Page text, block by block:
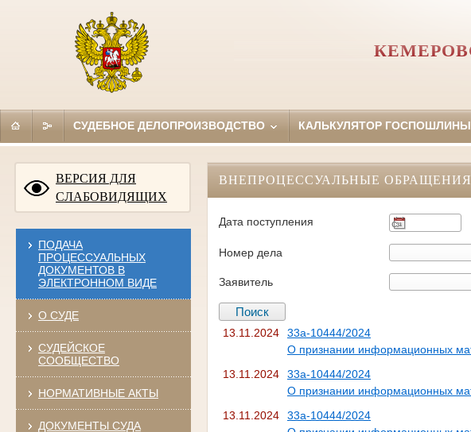
СУДЕБНОЕ ДЕЛОПРОИЗВОДСТВО КАЛЬКУЛЯТОР ГОСПОШЛИНЫ
ВЕРСИЯ ДЛЯ
СЛАБОВИДЯЩИХ
ПОДАЧА
ПРОЦЕССУАЛЬНЫХ
ДОКУМЕНТОВ В
ЭЛЕКТРОННОМ ВИДЕ
О СУДЕ
СУДЕЙСКОЕ
СООБЩЕСТВО
НОРМАТИВНЫЕ АКТЫ
ДОКУМЕНТЫ СУДА
ВНЕПРОЦЕССУАЛЬНЫЕ ОБРАЩЕНИЯ
Дата поступления
Номер дела
Заявитель
13.11.2024
33а-10444/2024
О признании информационных
13.11.2024
33а-10444/2024
О признании информационных
13.11.2024
33а-10444/2024